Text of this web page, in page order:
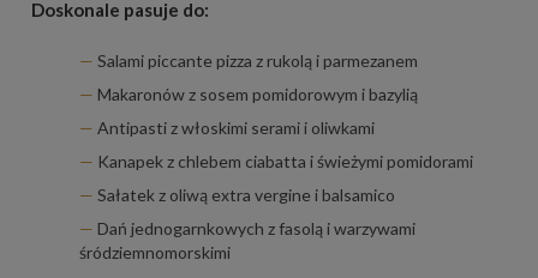
Doskonale pasuje do:
Salami piccante pizza z rukolą i parmezanem
Makaronów z sosem pomidorowym i bazylią
Antipasti z włoskimi serami i oliwkami
Kanapek z chlebem ciabatta i świeżymi pomidorami
Sałatek z oliwą extra vergine i balsamico
Dań jednogarnkowych z fasolą i warzywami
śródziemnomorskimi